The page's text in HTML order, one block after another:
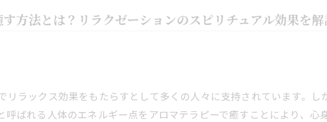
方法とは？リラクゼーションのスピリチュアル効果を
リラックス効果をもたらすとして多くの人々に支持されています。
呼ばれる人体のエネルギー点をアロマテラピーで癒すことにより、心